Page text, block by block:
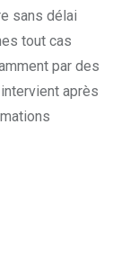
sans délai
tout cas
par des
après